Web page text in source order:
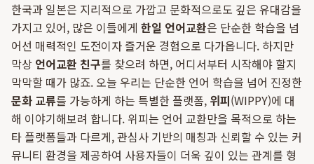
한국과 일본은 지리적으로 가깝고 문화적으로도 깊은 유대감을
가지고 있어, 많은 이들에게 한일 언어교환은 단순한 학습을 넘
어선 매력적인 도전이자 즐거운 경험으로 다가옵니다. 하지만
막상 언어교환 친구를 찾으려 하면, 어디서부터 시작해야 할지
막막할 때가 많죠. 오늘 우리는 단순한 언어 학습을 넘어 진정한
문화 교류를 가능하게 하는 특별한 플랫폼, 위피(WIPPY)에 대
해 이야기해보려 합니다. 위피는 언어 교환만을 목적으로 하는
타 플랫폼들과 다르게, 관심사 기반의 매칭과 신뢰할 수 있는 커
뮤니티 환경을 제공하여 사용자들이 더욱 깊이 있는 관계를 형